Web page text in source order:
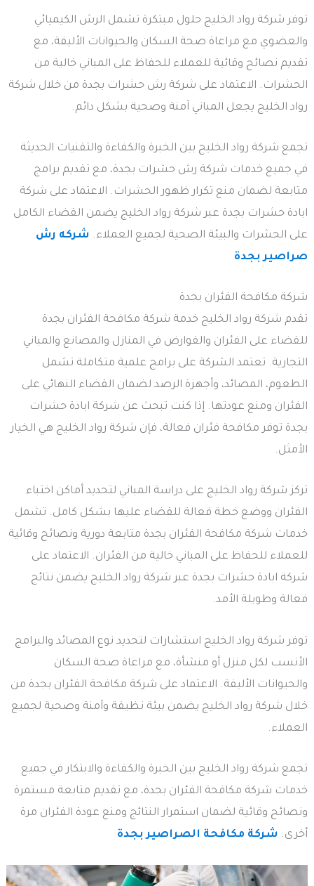
توفر شركة رواد الخليج حلول مبتكرة تشمل الرش الكيميائي
والعضوي مع مراعاة صحة السكان والحيوانات الأليفة، مع
تقديم نصائح وقائية للعملاء للحفاظ على المباني خالية من
الحشرات. الاعتماد على شركة رش حشرات بجدة من خلال شركة
رواد الخليج يجعل المباني آمنة وصحية بشكل دائم.
تجمع شركة رواد الخليج بين الخبرة والكفاءة والتقنيات الحديثة
في جميع خدمات شركة رش حشرات بجدة، مع تقديم برامج
متابعة لضمان منع تكرار ظهور الحشرات. الاعتماد على شركة
ابادة حشرات بجدة عبر شركة رواد الخليج يضمن القضاء الكامل
على الحشرات والبيئة الصحية لجميع العملاء. شركه رش
صراصير بجدة
شركة مكافحة الفئران بجدة
تقدم شركة رواد الخليج خدمة شركة مكافحة الفئران بجدة
للقضاء على الفئران والقوارض في المنازل والمصانع والمباني
التجارية. تعتمد الشركة على برامج علمية متكاملة تشمل
الطعوم، المصائد، وأجهزة الرصد لضمان القضاء النهائي على
الفئران ومنع عودتها. إذا كنت تبحث عن شركة ابادة حشرات
بجدة توفر مكافحة فئران فعالة، فإن شركة رواد الخليج هي الخيار
الأمثل.
تركز شركة رواد الخليج على دراسة المباني لتحديد أماكن اختباء
الفئران ووضع خطة فعالة للقضاء عليها بشكل كامل. تشمل
خدمات شركة مكافحة الفئران بجدة متابعة دورية ونصائح وقائية
للعملاء للحفاظ على المباني خالية من الفئران. الاعتماد على
شركة ابادة حشرات بجدة عبر شركة رواد الخليج يضمن نتائج
فعالة وطويلة الأمد.
توفر شركة رواد الخليج استشارات لتحديد نوع المصائد والبرامج
الأنسب لكل منزل أو منشأة، مع مراعاة صحة السكان
والحيوانات الأليفة. الاعتماد على شركة مكافحة الفئران بجدة من
خلال شركة رواد الخليج يضمن بيئة نظيفة وآمنة وصحية لجميع
العملاء.
تجمع شركة رواد الخليج بين الخبرة والكفاءة والابتكار في جميع
خدمات شركة مكافحة الفئران بجدة، مع تقديم متابعة مستمرة
ونصائح وقائية لضمان استمرار النتائج ومنع عودة الفئران مرة
أخرى. شركة مكافحة الصراصير بجدة